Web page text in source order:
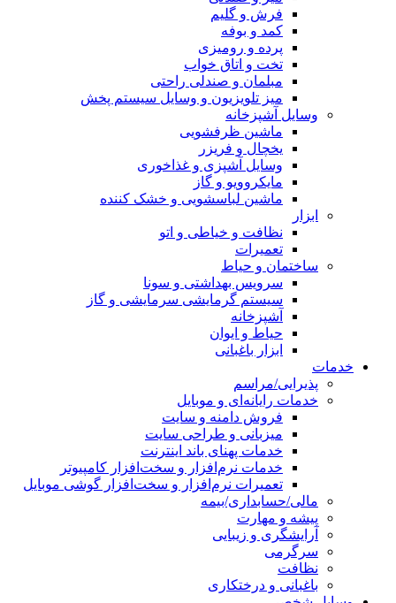
فرش و گلیم
کمد و بوفه
پرده و رومیزی
تخت و اتاق خواب
مبلمان و صندلی راحتی
میز تلویزیون و وسایل سیستم پخش
وسایل آشپزخانه
ماشین ظرفشویی
یخچال و فریزر
وسایل آشپزی و غذاخوری
مایکروویو و گاز
ماشین لباسشویی و خشک کننده
ابزار
نظافت و خیاطی و اتو
تعمیرات
ساختمان و حیاط
سرویس بهداشتی و سونا
سیستم گرمایشی سرمایشی و گاز
آشپزخانه
حیاط و ایوان
ابزار باغبانی
خدمات
پذیرایی/مراسم
خدمات رایانه‌ای و موبایل
فروش دامنه و سایت
میزبانی و طراحی سایت
خدمات پهنای باند اینترنت
خدمات نرم‌افزار و سخت‌افزار کامپیوتر
تعمیرات نرم‌افزار و سخت‌افزار گوشی موبایل
مالی/حسابداری/بیمه
پیشه و مهارت
آرایشگری و زیبایی
سرگرمی
نظافت
باغبانی و درختکاری